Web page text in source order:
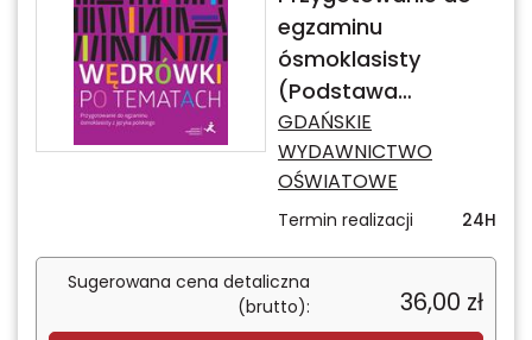
egzaminu
ósmoklasisty
(Podstawa
programowa 2024)
GDAŃSKIE
WYDAWNICTWO
OŚWIATOWE
Termin realizacji 24H
Sugerowana cena detaliczna
(brutto):
36,00 zł